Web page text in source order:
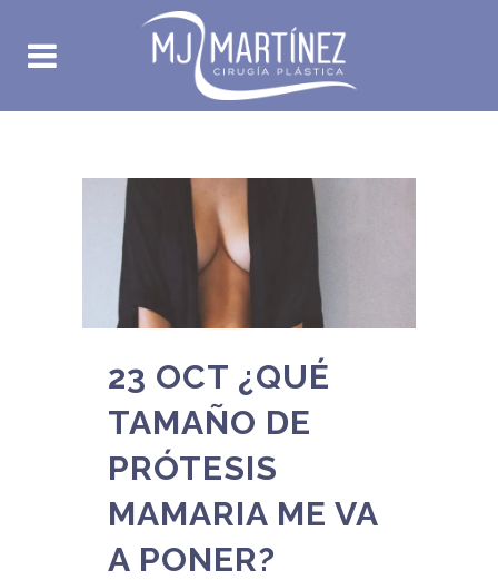
23 OCT ¿QUÉ
TAMAÑO DE
PRÓTESIS
MAMARIA ME VA
A PONER?